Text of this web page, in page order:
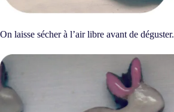
On laisse sécher à l’air libre avant de déguster.